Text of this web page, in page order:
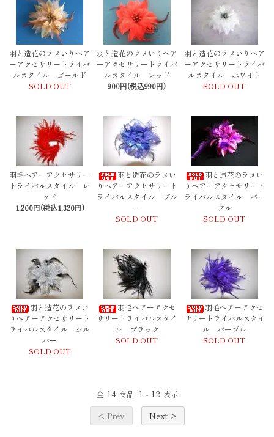
羽と造花のラメいりヘア
ーアクセサリートライバ
ルスタイル ゴールド
SOLD OUT
羽と造花のラメいりヘア
ーアクセサリートライバ
ルスタイル レッド
900円(税込990円)
羽と造花のラメいりヘア
ーアクセサリートライバ
ルスタイル ホワイト
SOLD OUT
羽毛ヘアーアクセサリー
トライバルスタイル レ
ッド
1,200円(税込1,320円)
羽と造花のラメい
りヘアーアクセサリート
ライバルスタイル ブル
ー
SOLD OUT
羽と造花のラメい
りヘアーアクセサリート
ライバルスタイル パー
プル
SOLD OUT
羽と造花のラメい
りヘアーアクセサリート
ライバルスタイル シル
バー
SOLD OUT
羽毛ヘアーアクセ
サリートライバルスタイ
ル ブラック
SOLD OUT
羽毛ヘアーアクセ
サリートライバルスタイ
ル パープル
SOLD OUT
全 14 商品 1 - 12 表示
< Prev Next >